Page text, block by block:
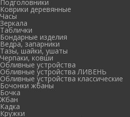
Подголовники
Коврики деревянные
Часы
Зеркала
Таблички
Бондарные изделия
Ведра, запарники
Тазы, шайки, ушаты
Черпаки, ковши
Обливные устройства
Обливные устройства ЛИВЕНЬ
Обливные устройства классические
Бочонки жбаны
Бочка
Жбан
Кадка
Кружки